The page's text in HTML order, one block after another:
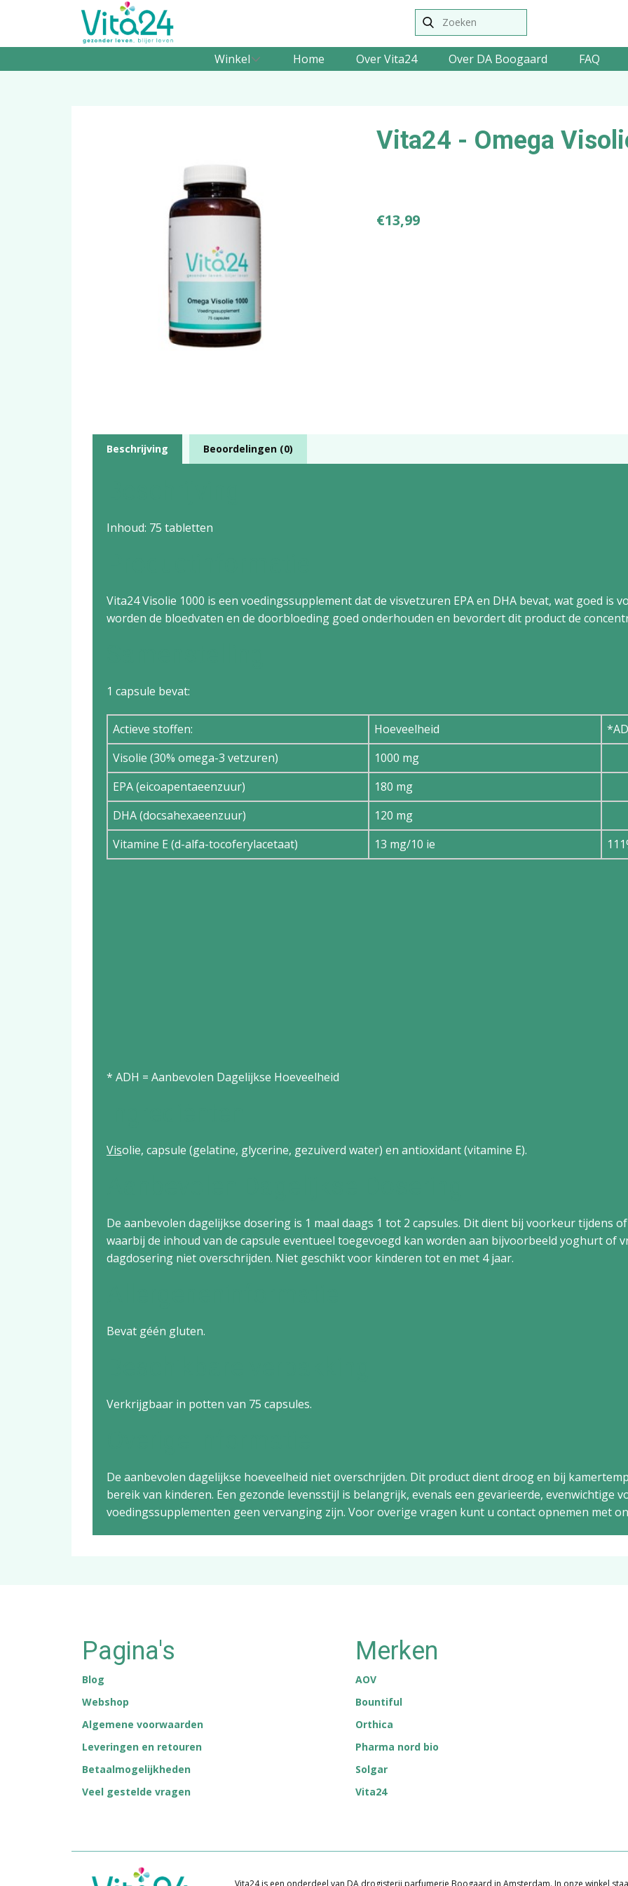
Winkel Home Over Vita24 Over DA Boogaard FAQ
Vita24 - Omega
€13,99
Beschrijving Beoordelingen (0)
Inhoud: 75 tabletten
Vita24 Visolie 1000 is een voedingssupplement dat de visvetzuren EPA en DHA bevat, wat goed is
worden de bloedvaten en de doorbloeding goed onderhouden en bevordert dit product de
1 capsule bevat:
Actieve stoffen: Hoeveelheid
Visolie (30% omega-3 vetzuren)
1000 mg
EPA (eicoapentaeenzuur)
180 mg
DHA (docsahexaeenzuur)
120 mg
Vitamine E (d-alfa-tocoferylacetaat)
13 mg/10 ie
* ADH = Aanbevolen Dagelijkse Hoeveelheid
Visolie, capsule (gelatine, glycerine, gezuiverd water) en antioxidant (vitamine E).
De aanbevolen dagelijkse dosering is 1 maal daags 1 tot 2 capsules. Dit dient bij voorkeur tijdens
waarbij de inhoud van de capsule eventueel toegevoegd kan worden aan bijvoorbeeld yoghurt of
dagdosering niet overschrijden. Niet geschikt voor kinderen tot en met 4 jaar.
Bevat géén gluten.
Verkrijgbaar in potten van 75 capsules.
De aanbevolen dagelijkse hoeveelheid niet overschrijden. Dit product dient droog en bij
bereik van kinderen. Een gezonde levensstijl is belangrijk, evenals een gevarieerde, evenwichtige
voedingssupplementen geen vervanging zijn. Voor overige vragen kunt u contact opnemen met
Pagina's
Blog
Webshop
Algemene voorwaarden
Leveringen en retouren
Betaalmogelijkheden
Veel gestelde vragen
Merken
AOV
Bountiful
Orthica
Pharma nord bio
Solgar
Vita24
Vita24 is een onderdeel van DA drogisterij parfumerie Boogaard in Amsterdam. In o​nze winkel